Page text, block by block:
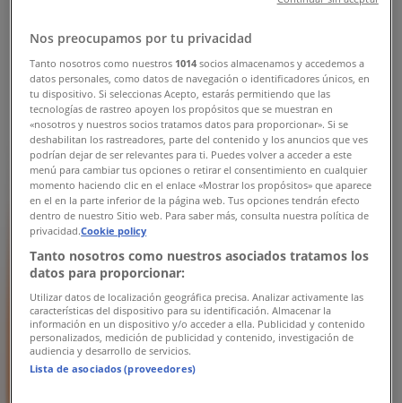
3 Butikker
Nørregade 16, Køge
339 m
Lukket
3 Butikker
Algade 20, Roskilde
Nos preocupamos por tu privacidad
Tanto nosotros como nuestros 1014 socios almacenamos y accedemos a
datos personales, como datos de navegación o identificadores únicos, en
tu dispositivo. Si seleccionas Acepto, estarás permitiendo que las
tecnologías de rastreo apoyen los propósitos que se muestran en
«nosotros y nuestros socios tratamos datos para proporcionar». Si se
deshabilitan los rastreadores, parte del contenido y los anuncios que ves
podrían dejar de ser relevantes para ti. Puedes volver a acceder a este
menú para cambiar tus opciones o retirar el consentimiento en cualquier
momento haciendo clic en el enlace «Mostrar los propósitos» que aparece
en el en la parte inferior de la página web. Tus opciones tendrán efecto
dentro de nuestro Sitio web. Para saber más, consulta nuestra política de
privacidad.Cookie policy
Tanto nosotros como nuestros asociados tratamos los
datos para proporcionar:
Utilizar datos de localización geográfica precisa. Analizar activamente las
características del dispositivo para su identificación. Almacenar la
información en un dispositivo y/o acceder a ella. Publicidad y contenido
personalizados, medición de publicidad y contenido, investigación de
audiencia y desarrollo de servicios.
Lista de asociados (proveedores)